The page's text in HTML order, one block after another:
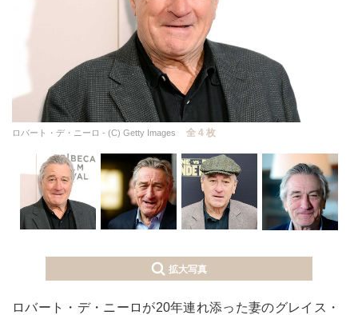
ロバート・デ・ニーロ - (C) Getty Images 全 4 枚
拡大写真
ロバート・デ・ニーロが20年連れ添った妻のグレイス・